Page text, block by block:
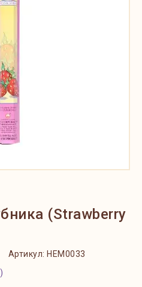
(Strawberry
Артикул: HEM0033